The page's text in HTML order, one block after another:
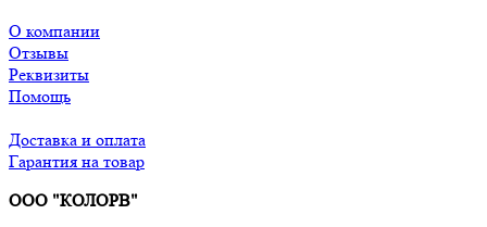
О компании
Отзывы
Реквизиты
Помощь
Доставка и оплата
Гарантия на товар
ООО "КОЛОРВ"